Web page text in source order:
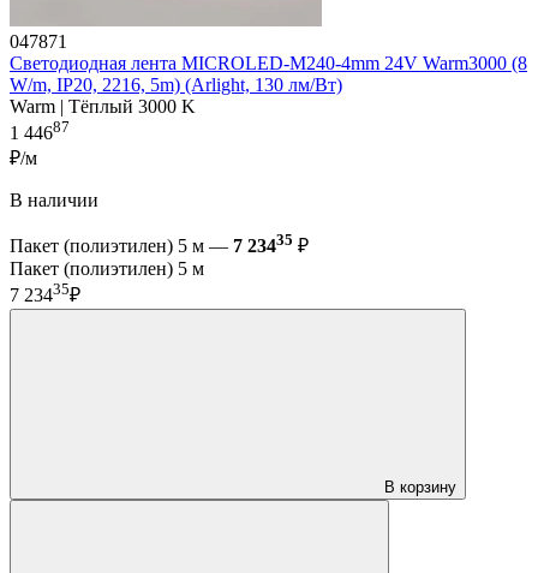
047871
Светодиодная лента MICROLED-M240-4mm 24V Warm3000 (8
W/m, IP20, 2216, 5m) (Arlight, 130 лм/Вт)
Warm | Тёплый 3000 K
1 44687
₽/м
В наличии
Пакет (полиэтилен) 5 м — 7 23435 ₽
Пакет (полиэтилен) 5 м
7 23435₽
В корзину